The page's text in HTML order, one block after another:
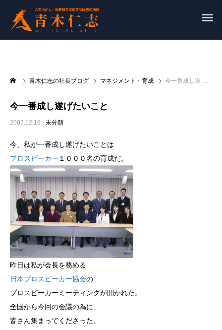
青木仁志の社長ブログ マネジメント・育成 今一番成し遂げたいこと
今一番成し遂げたいこと
2007.12.19 未分類
今、私が一番成し遂げたいことは
プロスピーカー １０００名の育成だ。
昨日は私が会長を務める
日本プロスピーカー協会の
プロスピーカーミーティングが開かれた。
全国から今回の会議の為に、
皆さん集まってくださった。